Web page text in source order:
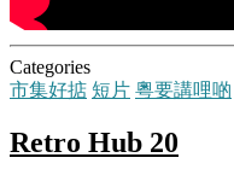
Categories
市集好掂 短片 粵要講哩啲
Retro Hub 20